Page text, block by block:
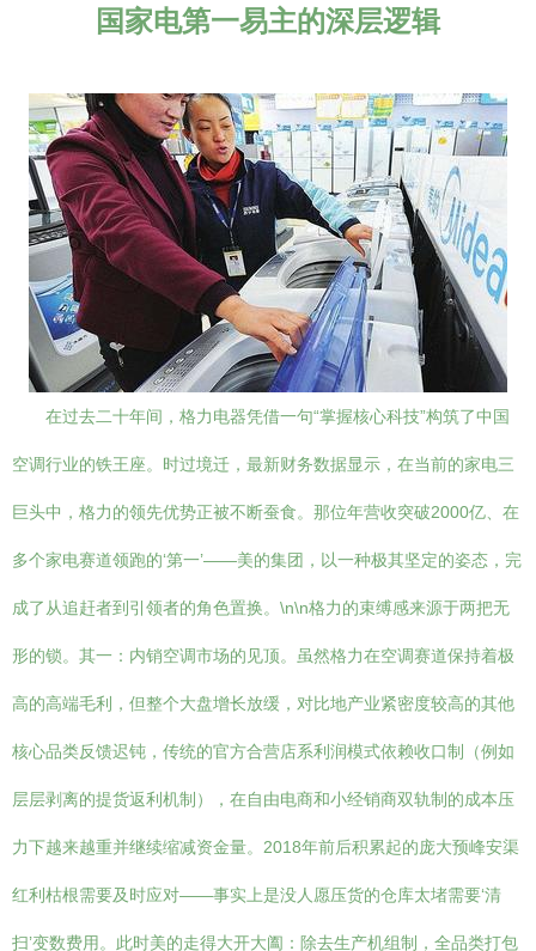
国家电第一易主的深层逻辑
在过去二十年间，格力电器凭借一句“掌握核心科技”构筑了中国
空调行业的铁王座。时过境迁，最新财务数据显示，在当前的家电三
巨头中，格力的领先优势正被不断蚕食。那位年营收突破2000亿、在
多个家电赛道领跑的‘第一’——美的集团，以一种极其坚定的姿态，完
成了从追赶者到引领者的角色置换。\n\n格力的束缚感来源于两把无
形的锁。其一：内销空调市场的见顶。虽然格力在空调赛道保持着极
高的高端毛利，但整个大盘增长放缓，对比地产业紧密度较高的其他
核心品类反馈迟钝，传统的官方合营店系利润模式依赖收口制（例如
层层剥离的提货返利机制），在自由电商和小经销商双轨制的成本压
力下越来越重并继续缩减资金量。2018年前后积累起的庞大预峰安渠
红利枯根需要及时应对——事实上是没人愿压货的仓库太堵需要‘清
扫’变数费用。此时美的走得大开大阖：除去生产机组制，全品类打包